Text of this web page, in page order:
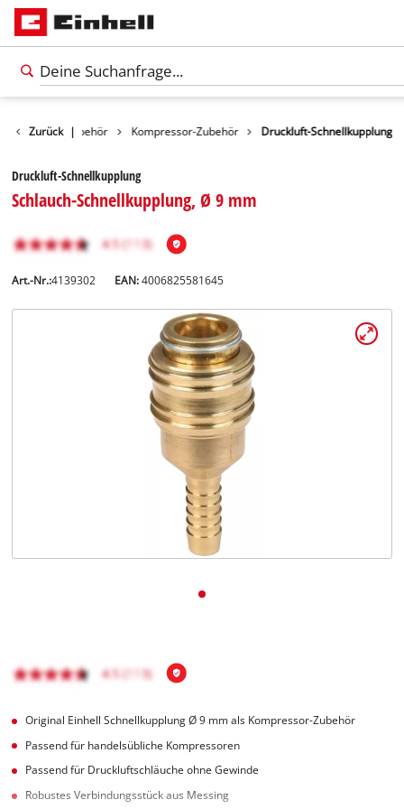
Zurück |
Werkzeugzubehör Kompressor-Zubehör Druckluft-Schnellkupplung
Druckluft-Schnellkupplung
Schlauch-Schnellkupplung, Ø 9 mm
Art.-Nr.:4139302 EAN:4006825581645
Original Einhell Schnellkupplung Ø 9 mm als Kompressor-Zubehör
Passend für handelsübliche Kompressoren
Passend für Druckluftschläuche ohne Gewinde
Robustes Verbindungsstück aus Messing